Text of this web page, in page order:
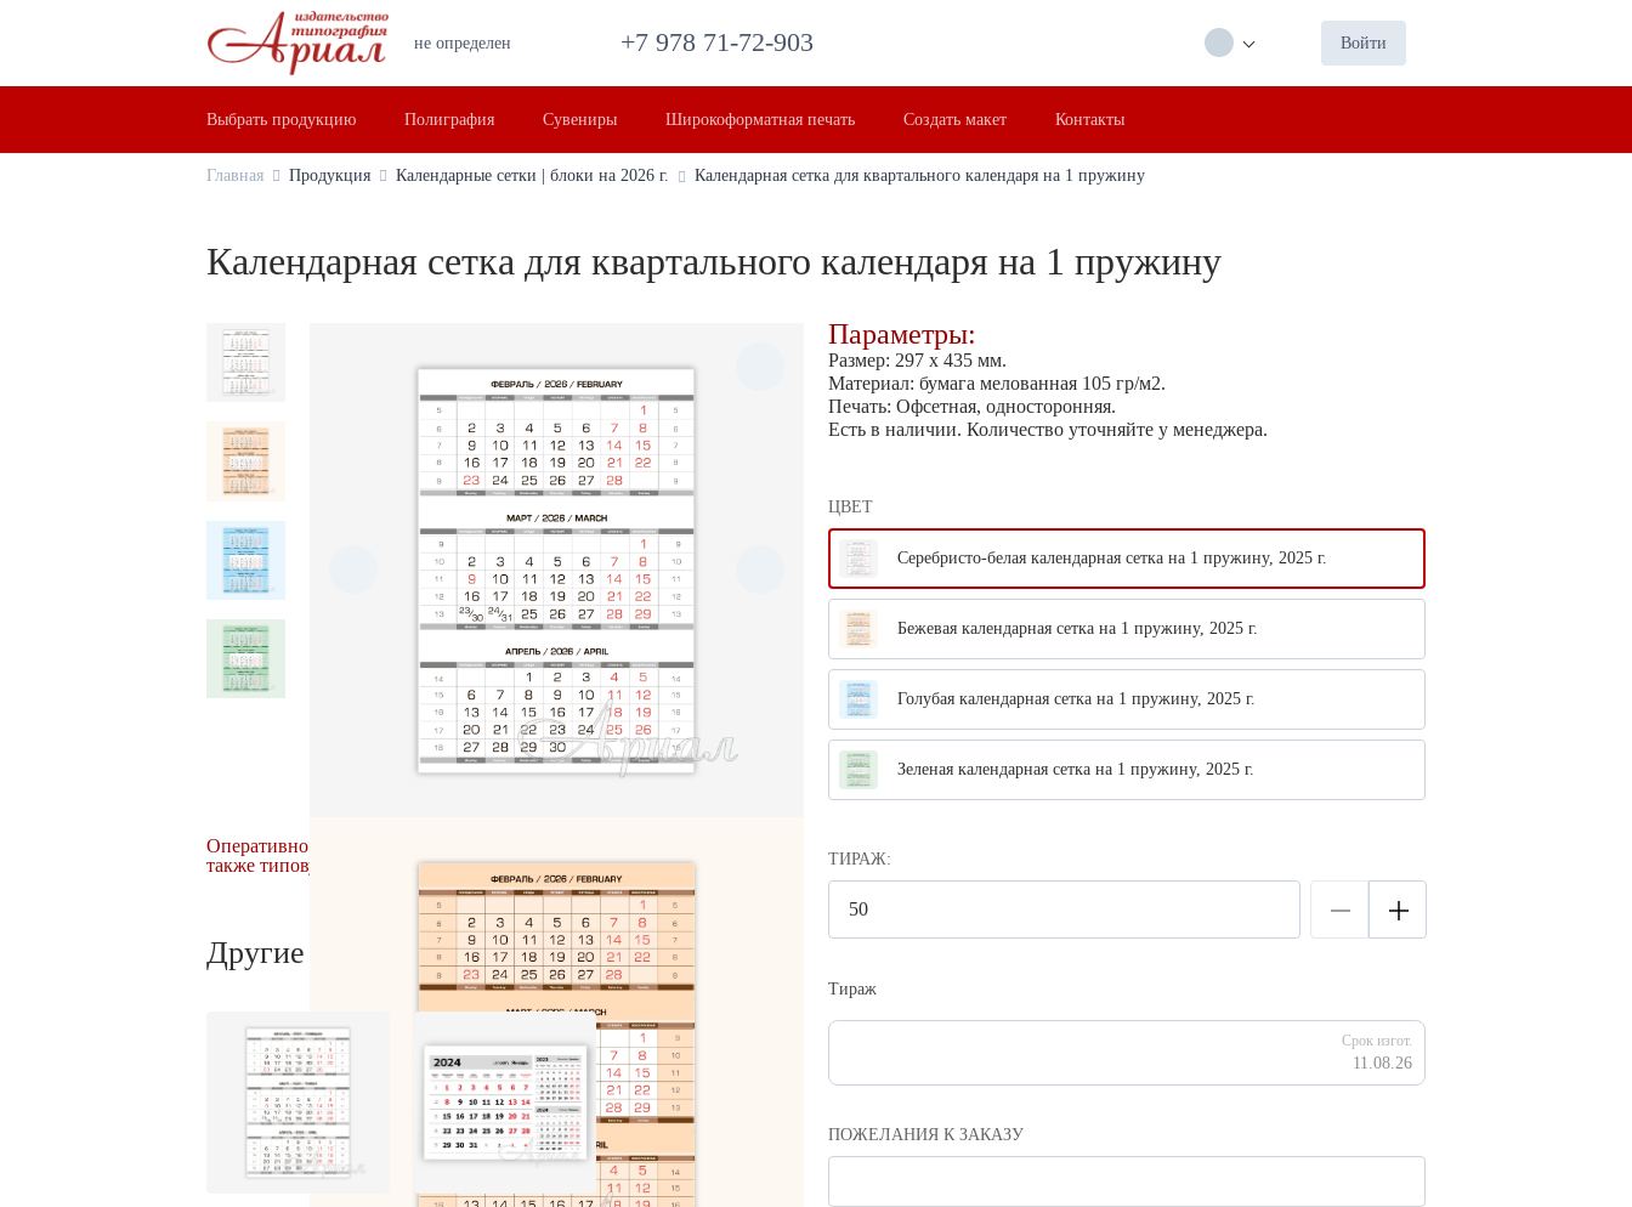
не определен +7 978 71-72-903 Войти
Выбрать продукцию Полиграфия Сувениры Широкоформатная печать Создать макет Контакты
Главная Продукция Календарные сетки | блоки на 2026 г. Календарная сетка для квартального календаря на 1 пружину
Календарная сетка для квартального календаря на 1 пружину
Оперативно печатаем
также типовую Календарную сеткулюбого цвета.
Другие виды календарных сеток
Параметры:
Размер: 297 х 435 мм.
Материал: бумага мелованная 105 гр/м2.
Печать: Офсетная, односторонняя.
Есть в наличии. Количество уточняйте у менеджера.
ЦВЕТ
Серебристо-белая календарная сетка на 1 пружину, 2025 г.
Бежевая календарная сетка на 1 пружину, 2025 г.
Голубая календарная сетка на 1 пружину, 2025 г.
Зеленая календарная сетка на 1 пружину, 2025 г.
ТИРАЖ:
Тираж
Срок изгот.
11.08.26
ПОЖЕЛАНИЯ К ЗАКАЗУ